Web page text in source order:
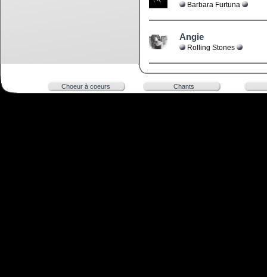
Barbara Furtuna
Angie
Rolling Stones
Choeur à coeurs Chants